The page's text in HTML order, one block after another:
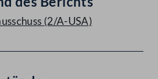
(2/A-USA)